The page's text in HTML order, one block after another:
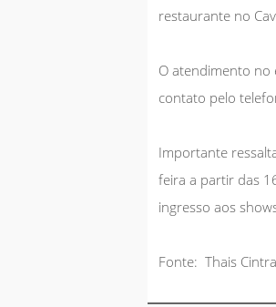
restaurante no
O atendimento no
contato pelo
Importante
feira a partir das
ingresso aos
Fonte: Thais